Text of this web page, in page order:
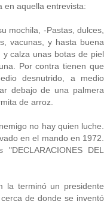
en aquella entrevista:
mochila, -Pastas, dulces,
vacunas, y hasta buena
y calza unas botas de piel
Por contra tienen que
desnutrido, a medio
debajo de una palmera
de arroz.
no hay quien luche.
en el mando en 1972.
DEL
la terminó un presidente
de donde se inventó